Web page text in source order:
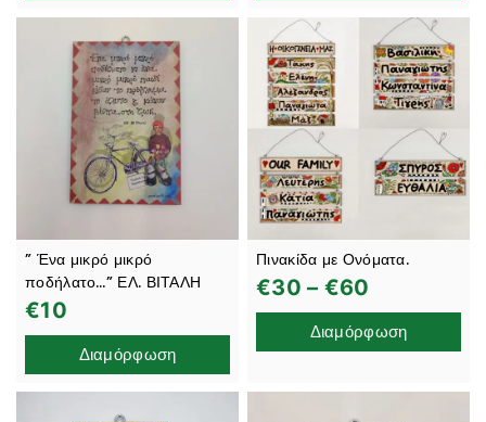
” Ένα μικρό μικρό
ποδήλατο…” ΕΛ. ΒΙΤΑΛΗ
€10
Διαμόρφωση
Πινακίδα με Ονόματα.
€30 – €60
Διαμόρφωση